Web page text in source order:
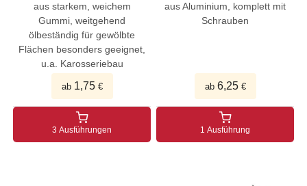
aus starkem, weichem
Gummi, weitgehend
ölbeständig für gewölbte
Flächen besonders geeignet,
u.a. Karosseriebau
ab 1,75€
3 Ausführungen
aus Aluminium, komplett mit
Schrauben
ab 6,25€
1 Ausführung